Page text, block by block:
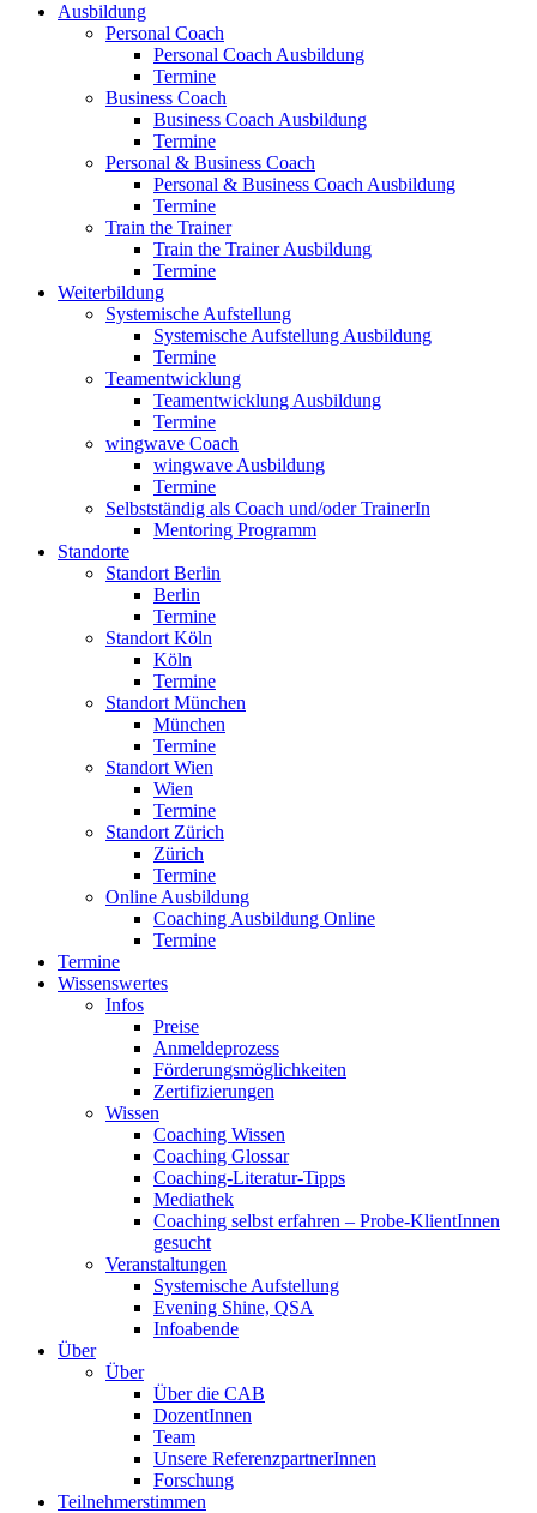
Ausbildung
Personal Coach
Personal Coach Ausbildung
Termine
Business Coach
Business Coach Ausbildung
Termine
Personal & Business Coach
Personal & Business Coach Ausbildung
Termine
Train the Trainer
Train the Trainer Ausbildung
Termine
Weiterbildung
Systemische Aufstellung
Systemische Aufstellung Ausbildung
Termine
Teamentwicklung
Teamentwicklung Ausbildung
Termine
wingwave Coach
wingwave Ausbildung
Termine
Selbstständig als Coach und/oder TrainerIn
Mentoring Programm
Standorte
Standort Berlin
Berlin
Termine
Standort Köln
Köln
Termine
Standort München
München
Termine
Standort Wien
Wien
Termine
Standort Zürich
Zürich
Termine
Online Ausbildung
Coaching Ausbildung Online
Termine
Termine
Wissenswertes
Infos
Preise
Anmeldeprozess
Förderungsmöglichkeiten
Zertifizierungen
Wissen
Coaching Wissen
Coaching Glossar
Coaching-Literatur-Tipps
Mediathek
Coaching selbst erfahren – Probe-KlientInnen
gesucht
Veranstaltungen
Systemische Aufstellung
Evening Shine, QSA
Infoabende
Über
Über
Über die CAB
DozentInnen
Team
Unsere ReferenzpartnerInnen
Forschung
Teilnehmerstimmen